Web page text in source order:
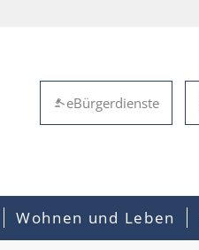
eBürgerdienste
Wohnen und Leben